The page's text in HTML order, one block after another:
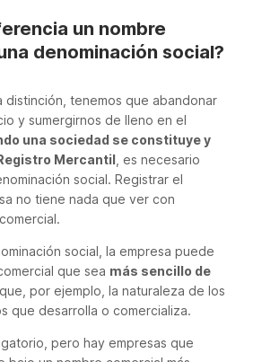
un nombre
denominación social?
distinción, tenemos que abandonar
y sumergirnos de lleno en el
una sociedad se constituye y
Mercantil , es necesario
social. Registrar el
no tiene nada que ver con
social, la empresa puede
que sea más sencillo de
por ejemplo, la naturaleza de los
que desarrolla o comercializa.
pero hay empresas que